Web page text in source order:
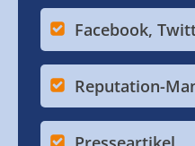
Facebook,
Reputation-